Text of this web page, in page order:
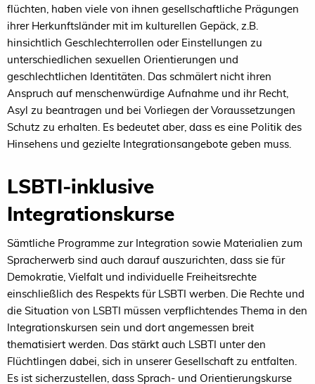
flüchten, haben viele von ihnen gesellschaftliche Prägungen
ihrer Herkunftsländer mit im kulturellen Gepäck, z.B.
hinsichtlich Geschlechterrollen oder Einstellungen zu
unterschiedlichen sexuellen Orientierungen und
geschlechtlichen Identitäten. Das schmälert nicht ihren
Anspruch auf menschenwürdige Aufnahme und ihr Recht,
Asyl zu beantragen und bei Vorliegen der Voraussetzungen
Schutz zu erhalten. Es bedeutet aber, dass es eine Politik des
Hinsehens und gezielte Integrationsangebote geben muss.
LSBTI-inklusive
Integrationskurse
Sämtliche Programme zur Integration sowie Materialien zum
Spracherwerb sind auch darauf auszurichten, dass sie für
Demokratie, Vielfalt und individuelle Freiheitsrechte
einschließlich des Respekts für LSBTI werben. Die Rechte und
die Situation von LSBTI müssen verpflichtendes Thema in den
Integrationskursen sein und dort angemessen breit
thematisiert werden. Das stärkt auch LSBTI unter den
Flüchtlingen dabei, sich in unserer Gesellschaft zu entfalten.
Es ist sicherzustellen, dass Sprach- und Orientierungskurse